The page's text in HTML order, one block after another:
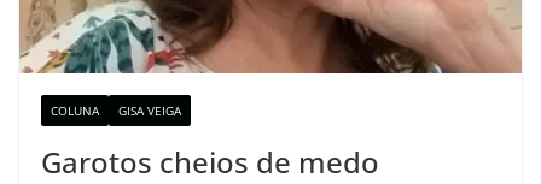
COLUNA GISA VEIGA
Garotos cheios de medo